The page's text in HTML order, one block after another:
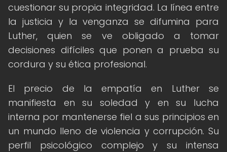
cuestionar su propia integridad. La línea entre
la justicia y la venganza se difumina para
Luther, quien se ve obligado a tomar
decisiones difíciles que ponen a prueba su
cordura y su ética profesional.
El precio de la empatía en Luther se
manifiesta en su soledad y en su lucha
interna por mantenerse fiel a sus principios en
un mundo lleno de violencia y corrupción. Su
perfil psicológico complejo y su intensa